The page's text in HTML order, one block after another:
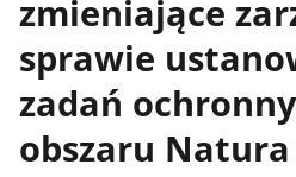
zmieniające
sprawie
zadań
obszaru Natura